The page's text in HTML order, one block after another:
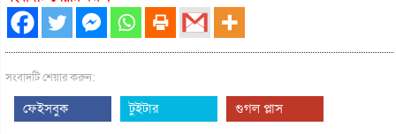
সংবাদটি শেয়ার করুন:
ফেইসবুক টুইটার গুগল প্লাস